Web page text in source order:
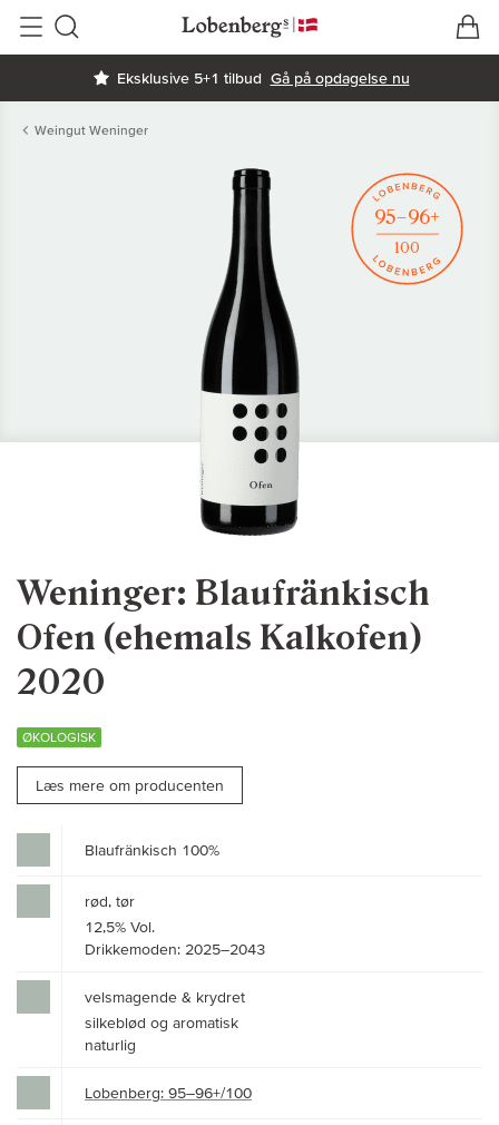
Eksklusive 5+1 tilbud Gå på opdagelse nu
Søg
Weingut Weninger
Weninger: Blaufränkisch
Ofen (ehemals Kalkofen)
2020
ØKOLOGISK
Læs mere om producenten
95–96+
100
Blaufränkisch 100%
rød, tør
12,5% Vol.
Drikkemoden: 2025–2043
velsmagende & krydret
silkeblød og aromatisk
naturlig
Lobenberg: 95–96+/100